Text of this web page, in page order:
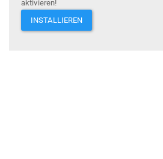
aktivieren!
INSTALLIEREN